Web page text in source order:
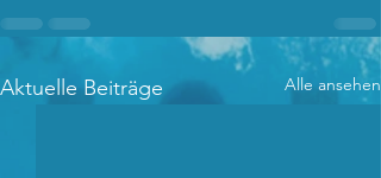
Aktuelle Beiträge Alle ansehen